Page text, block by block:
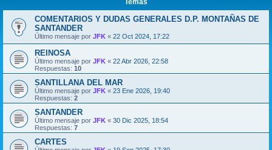
COMENTARIOS Y DUDAS GENERALES D.P. MONTAÑAS DE
SANTANDER
Último mensaje por JFK « 22 Oct 2024, 17:22
REINOSA
Último mensaje por JFK « 22 Abr 2026, 22:58
Respuestas: 10
SANTILLANA DEL MAR
Último mensaje por JFK « 23 Ene 2026, 19:40
Respuestas: 2
SANTANDER
Último mensaje por JFK « 30 Dic 2025, 18:54
Respuestas: 7
CARTES